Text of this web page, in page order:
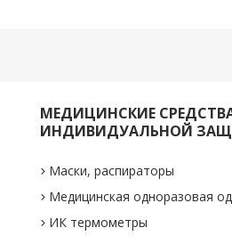
МЕДИЦИНСКИЕ
ИНДИВИДУАЛЬНОЙ
Маски, распираторы
Медицинская одноразовая
ИК термометры